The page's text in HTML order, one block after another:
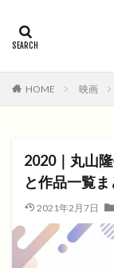
HOME 映画
2020｜丸山
と作品一覧
2021年2月7日
2018年
ヒューマンド